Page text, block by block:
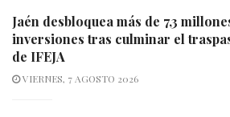
Jaén desbloquea más de 7,3
inversiones tras culminar el
de IFEJA
VIERNES, 7 AGOSTO 2026